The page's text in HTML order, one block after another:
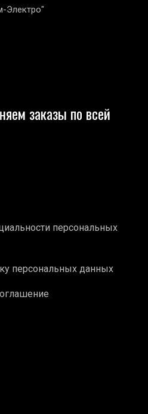
Электро"
заказы по всей
персональных
персональных данных